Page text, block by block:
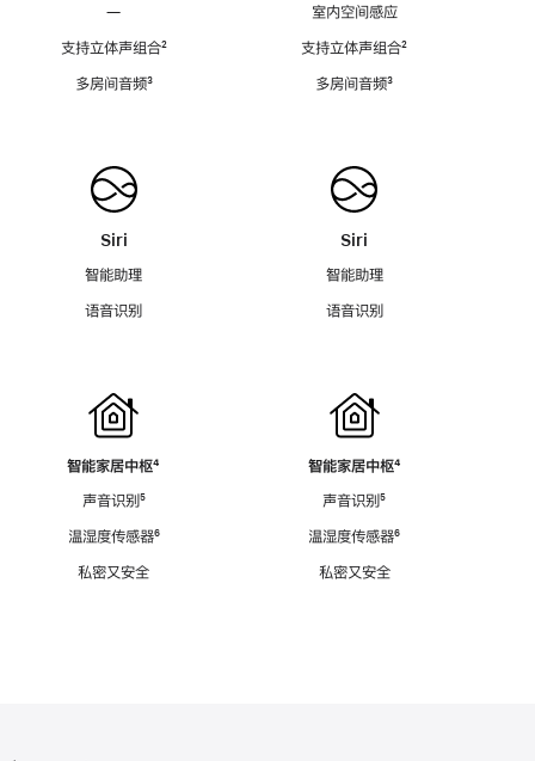
—
支持立体声组合脚
²
多房间音频脚
³
Siri
智能助理
语音识别
智能家居中枢脚
⁴
声音识别脚
⁵
温湿度传感器脚
⁶
私密又安全
室内空间感应
支持立体声组合脚
²
多房间音频脚
³
Siri
智能助理
语音识别
智能家居中枢脚
⁴
声音识别脚
⁵
温湿度传感器脚
⁶
私密又安全